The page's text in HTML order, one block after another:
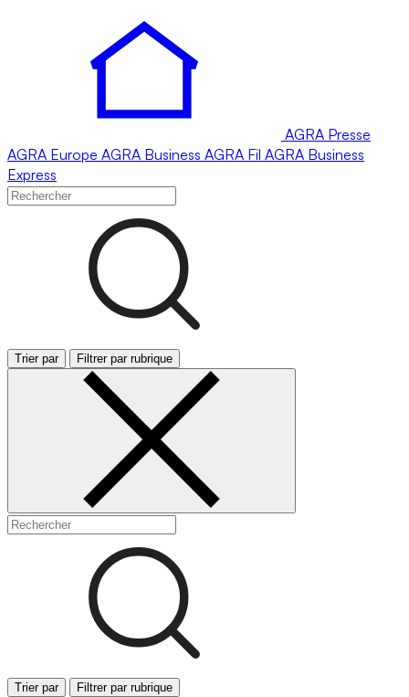
AGRA Presse
AGRA Europe AGRA Business AGRA Fil AGRA Business
Express
Trier par Filtrer par rubrique
Trier par Filtrer par rubrique